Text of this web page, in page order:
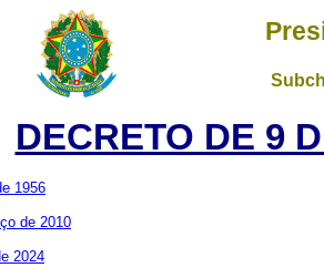
DECRETO DE 9
1956
de 2010
2024